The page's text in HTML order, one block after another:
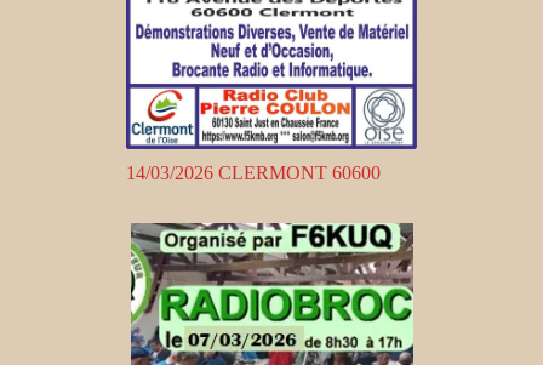
14/03/2026 CLERMONT 60600